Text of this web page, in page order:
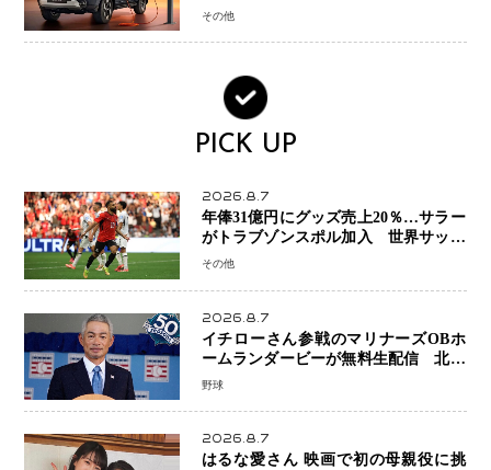
なるBEVモデルを初設定
その他
PICK UP
2026.8.7
年俸31億円にグッズ売上20％…サラー
がトラブゾンスポル加入 世界サッカ
ーは「五大リーグ一強」から新時代へ
その他
2026.8.7
イチローさん参戦のマリナーズOBホ
ームランダービーが無料生配信 北米
ならではの“魅せる興行”に世界が注目
野球
2026.8.7
はるな愛さん 映画で初の母親役に挑